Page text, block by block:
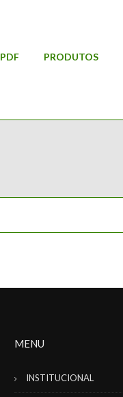
PDF PRODUTOS
MENU
INSTITUCIONAL